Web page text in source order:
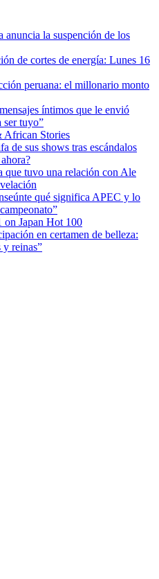
la suspención de los
de cortes de energía: Lunes 16
peruana: el millonario monto
íntimos que le envió
tuyo”
Stories
de sus shows tras escándalos
que tuvo una relación con Ale
qué significa APEC y lo
Japan Hot 100
en certamen de belleza:
y reinas”